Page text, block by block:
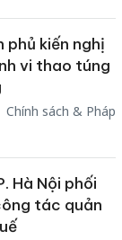
phủ kiến nghị
vi thao túng
Chính sách & Pháp
Hà Nội phối
tác quản